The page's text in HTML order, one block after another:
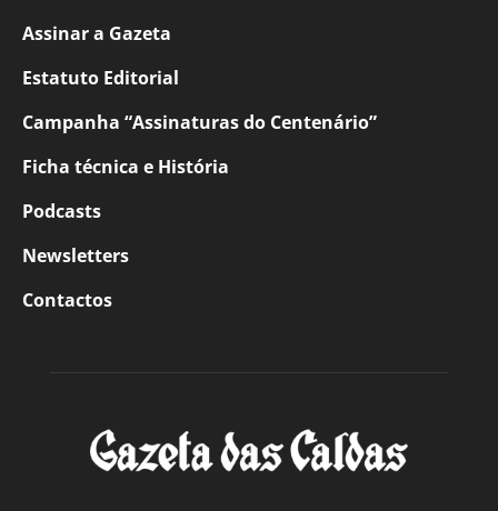
Assinar a Gazeta
Estatuto Editorial
Campanha “Assinaturas do Centenário”
Ficha técnica e História
Podcasts
Newsletters
Contactos